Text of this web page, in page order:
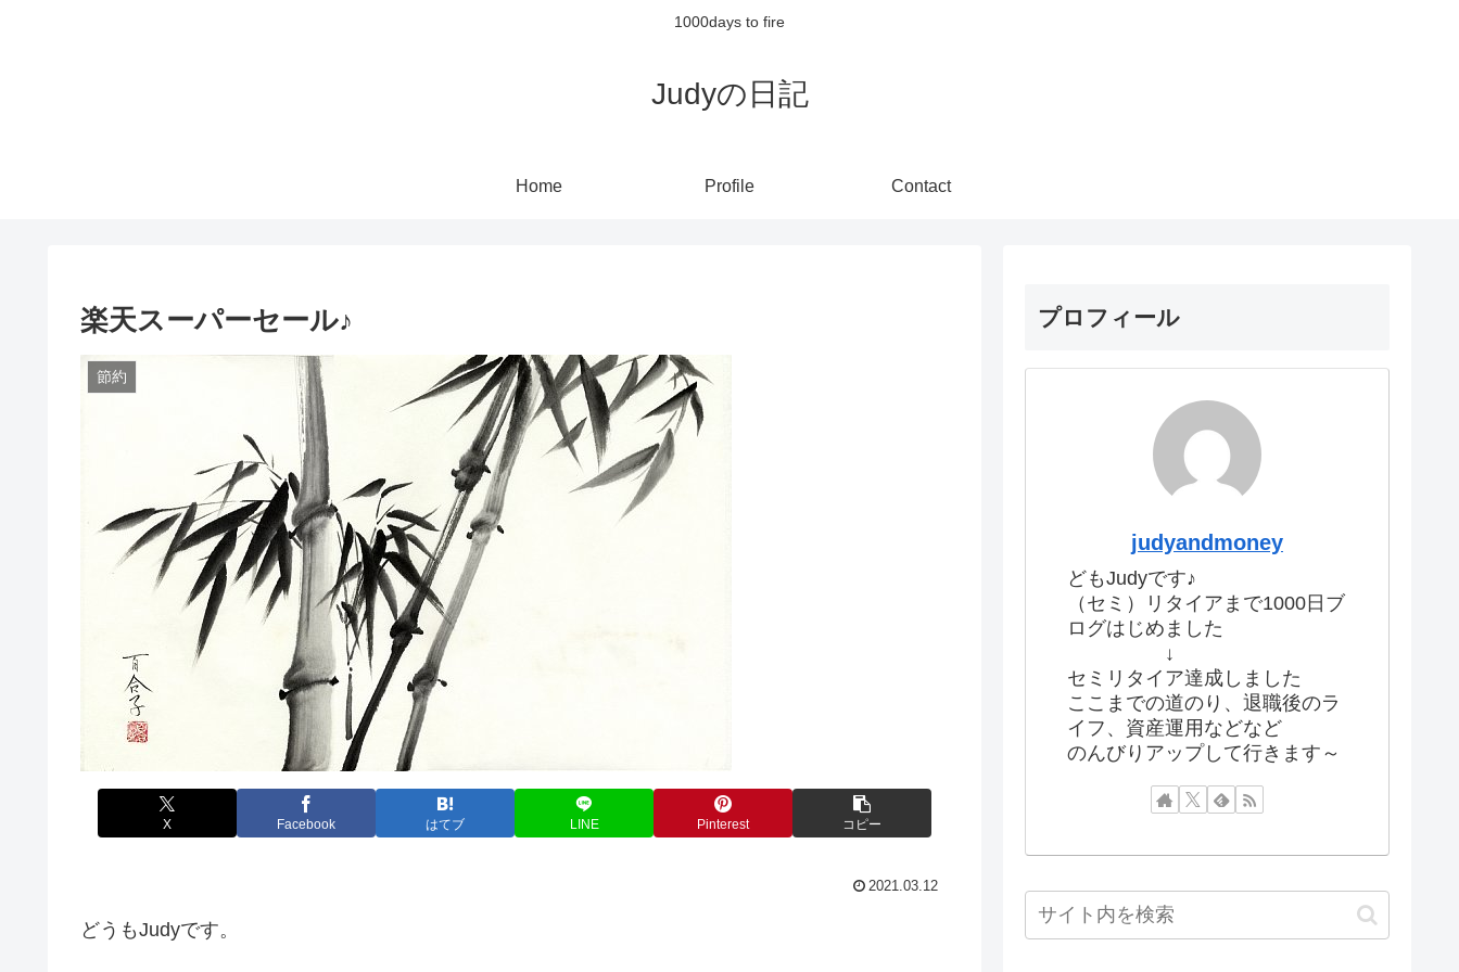
1000days to fire
Judyの日記
Home Profile Contact
楽天スーパーセール♪
節約
X Facebook はてブ LINE Pinterest コピー
2021.03.12
どうもJudyです。
プロフィール
judyandmoney
どもJudyです♪
（セミ）リタイアまで1000日ブ
ログはじめました
↓
セミリタイア達成しました
ここまでの道のり、退職後のラ
イフ、資産運用などなど
のんびりアップして行きます～